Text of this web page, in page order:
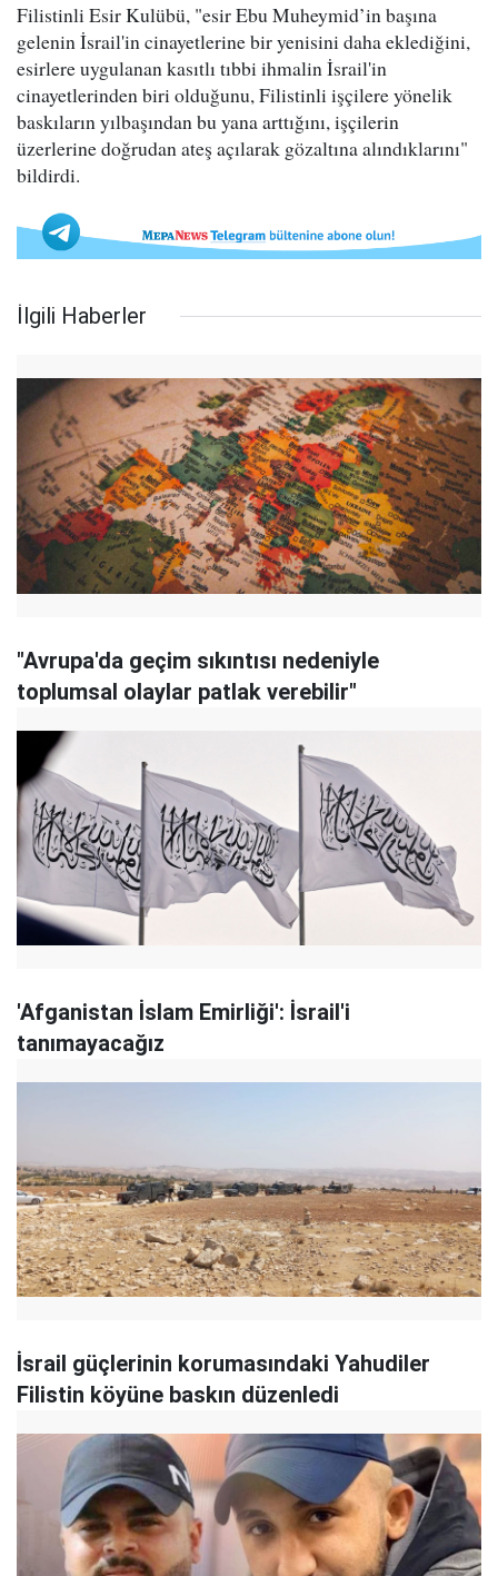
Filistinli Esir Kulübü, "esir Ebu Muheymid’in başına
gelenin İsrail'in cinayetlerine bir yenisini daha eklediğini,
esirlere uygulanan kasıtlı tıbbi ihmalin İsrail'in
cinayetlerinden biri olduğunu, Filistinli işçilere yönelik
baskıların yılbaşından bu yana arttığını, işçilerin
üzerlerine doğrudan ateş açılarak gözaltına alındıklarını"
bildirdi.
İlgili Haberler
"Avrupa'da geçim sıkıntısı nedeniyle
toplumsal olaylar patlak verebilir"
'Afganistan İslam Emirliği': İsrail'i
tanımayacağız
İsrail güçlerinin korumasındaki Yahudiler
Filistin köyüne baskın düzenledi